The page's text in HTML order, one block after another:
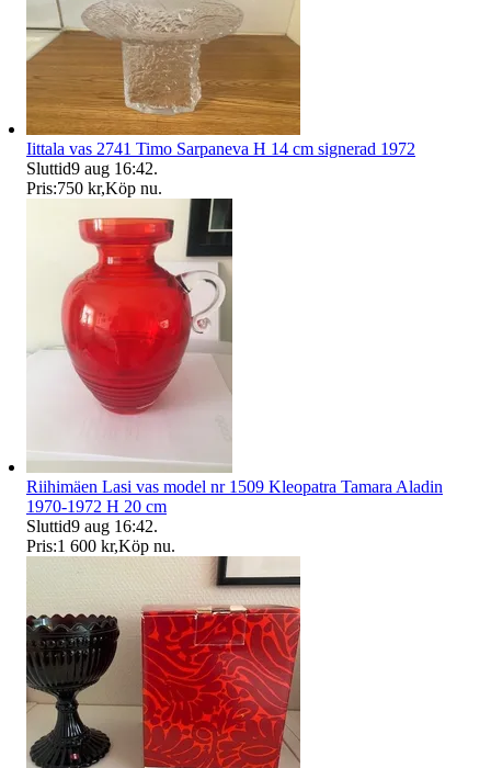
Iittala vas 2741 Timo Sarpaneva H 14 cm signerad 1972
Sluttid9 aug 16:42.
Pris:750 kr,Köp nu.
Riihimäen Lasi vas model nr 1509 Kleopatra Tamara Aladin
1970-1972 H 20 cm
Sluttid9 aug 16:42.
Pris:1 600 kr,Köp nu.